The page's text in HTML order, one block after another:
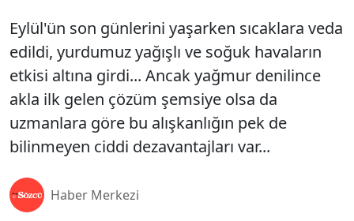
Eylül'ün son günlerini yaşarken sıcaklara veda
edildi, yurdumuz yağışlı ve soğuk havaların
etkisi altına girdi... Ancak yağmur denilince
akla ilk gelen çözüm şemsiye olsa da
uzmanlara göre bu alışkanlığın pek de
bilinmeyen ciddi dezavantajları var...
Haber Merkezi